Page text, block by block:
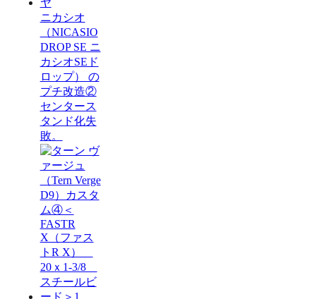
ニカシオ
（NICASIO
DROP SE ニ
カシオSEド
ロップ） の
プチ改造②
センタース
タンド化失
敗。